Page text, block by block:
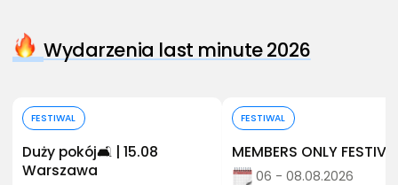
Wydarzenia last minute 2026
FESTIWAL
Duży pokój🛋️ | 15.08
Warszawa
FESTIWAL
MEMBERS ONLY
06 - 08.08.2026